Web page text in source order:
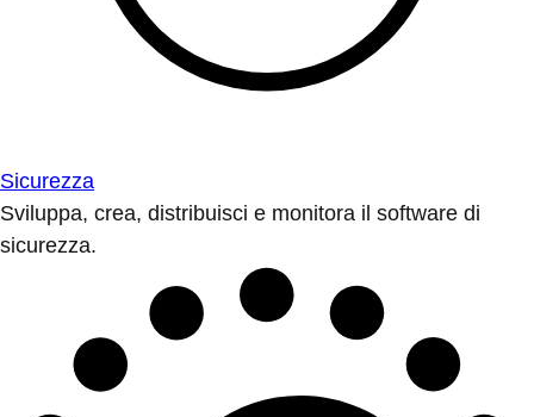
Sicurezza
Sviluppa, crea, distribuisci e monitora il software di
sicurezza.